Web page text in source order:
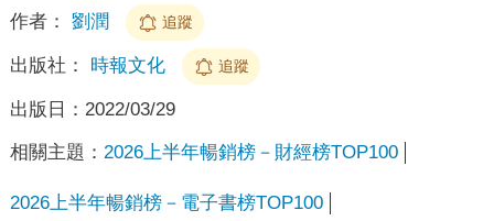
作者： 劉潤 追蹤
出版社： 時報文化 追蹤
出版日： 2022/03/29
相關主題： 2026上半年暢銷榜－財經榜TOP100
2026上半年暢銷榜－電子書榜TOP100